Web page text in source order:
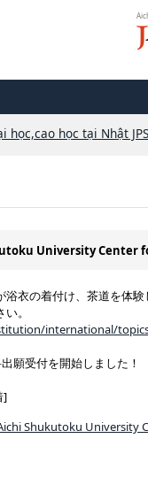
học tại Nhật
University Center
浴衣の着付け、茶道を体験
。
international/
願受付を開始しました！
]
Shukutoku University